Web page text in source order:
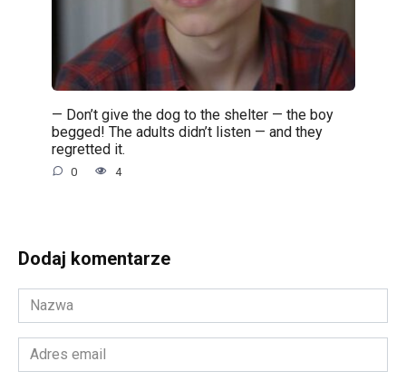
— Don’t give the dog to the shelter — the boy
begged! The adults didn’t listen — and they
regretted it.
0 4
Dodaj komentarze
Nazwa
*
Adres
email